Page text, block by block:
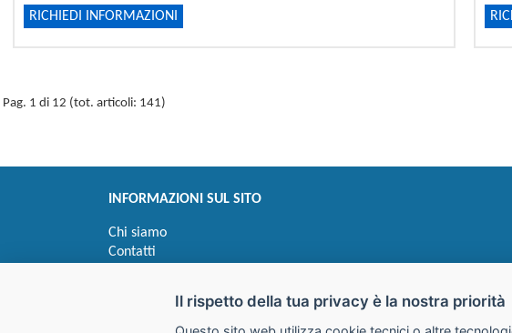
RICHIEDI INFORMAZIONI
Pag. 1 di 12 (tot. articoli: 141)
INFORMAZIONI SUL SITO
Chi siamo
Contatti
Il rispetto della tua privacy è la nostra priorità